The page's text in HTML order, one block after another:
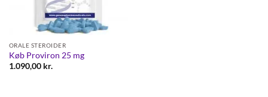
ORALE STEROIDER
Køb Proviron 25 mg
1.090,00 kr.